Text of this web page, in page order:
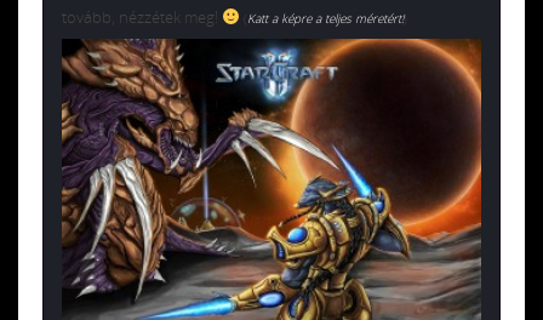
tovább, nézzétek meg!
Katt a képre a teljes méretért!)